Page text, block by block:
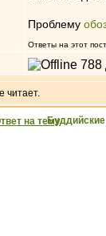
Проблему
Ответы на этот
читает.